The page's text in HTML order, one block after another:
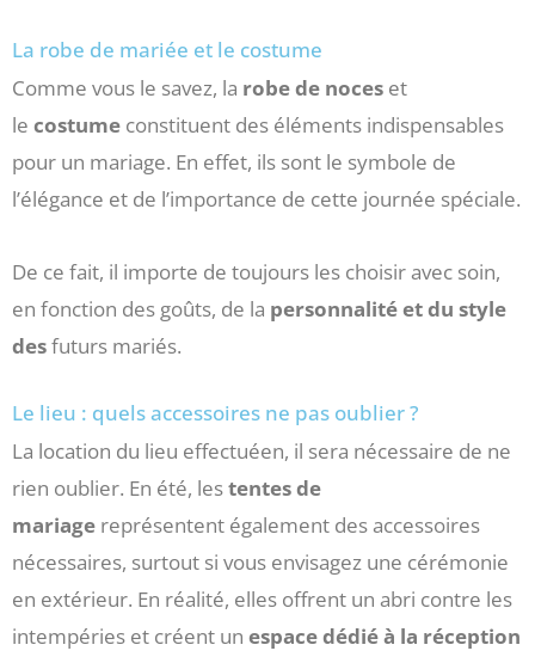
La robe de mariée et le costume
Comme vous le savez, la robe de noces et
le costume constituent des éléments indispensables
pour un mariage. En effet, ils sont le symbole de
l’élégance et de l’importance de cette journée spéciale.
De ce fait, il importe de toujours les choisir avec soin,
en fonction des goûts, de la personnalité et du style
desfuturs mariés.
Le lieu : quels accessoires ne pas oublier ?
La location du lieu effectuéen, il sera nécessaire de ne
rien oublier. En été, lestentes de
mariage représentent également des accessoires
nécessaires, surtout si vous envisagez une cérémonie
en extérieur. En réalité, elles offrent un abri contre les
intempéries et créent un espace dédié à la réception